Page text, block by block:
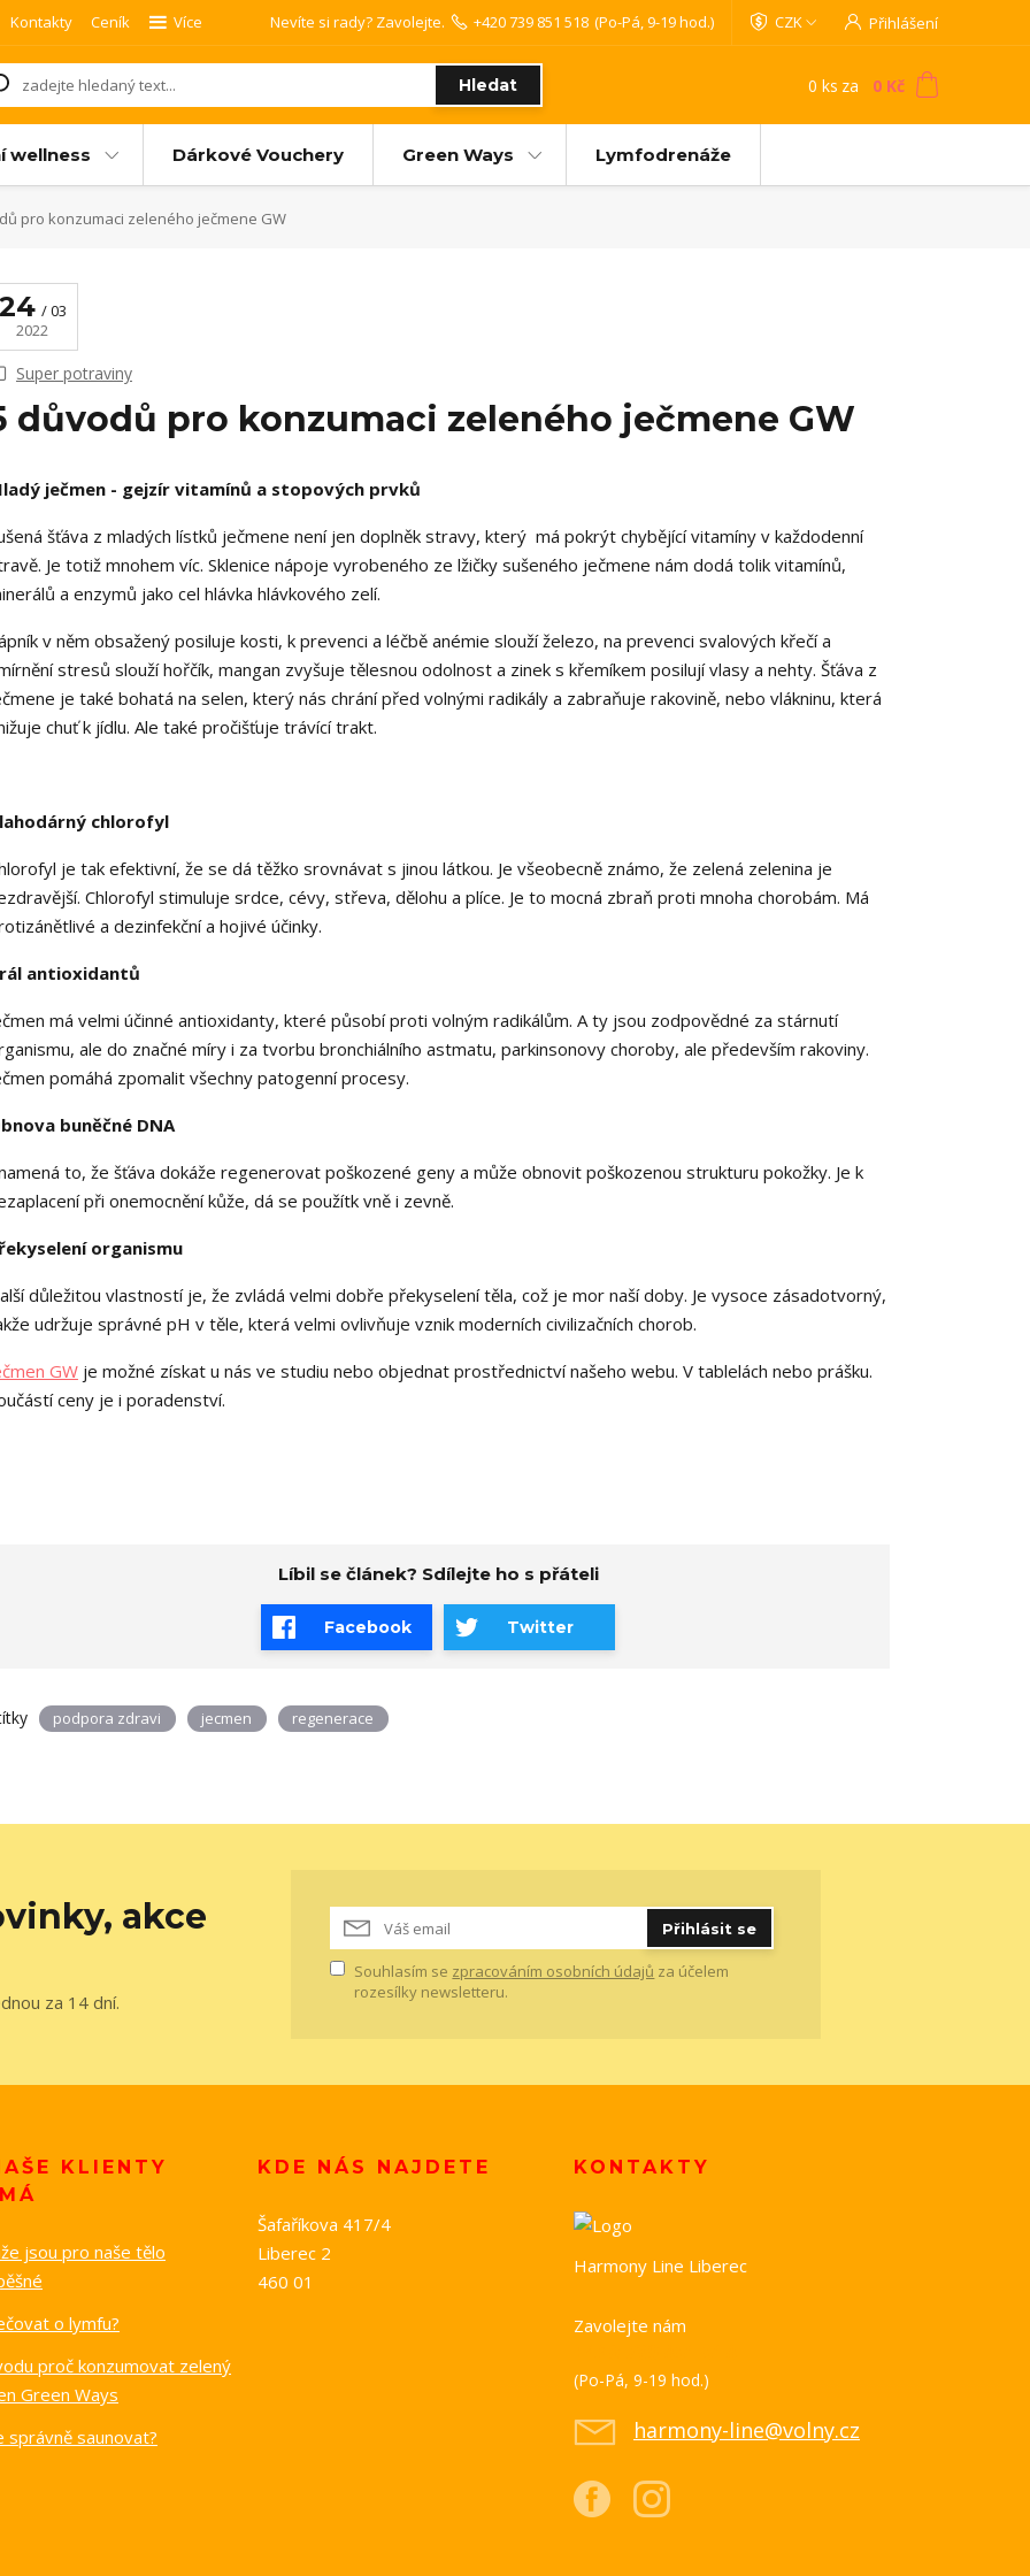
Kontakty Ceník Více CZK Přihlášení
Hledat
Nevíte si rady? Zavolejte. +420 739 851 518 (Po-Pá, 9-19 hod.)
0 ks za 0 Kč
wellness Dárkové Vouchery Green Ways Lymfodrenáže
pro konzumaci zeleného ječmene GW
24
03
2022
Super potraviny
důvodů pro konzumaci zeleného ječmene GW
ječmen - gejzír vitamínů a stopových prvků
šťáva z mladých lístků ječmene není jen doplněk stravy, který má pokrýt chybějící vitamíny v každodenní
Je totiž mnohem víc. Sklenice nápoje vyrobeného ze lžičky sušeného ječmene nám dodá tolik vitamínů,
a enzymů jako cel hlávka hlávkového zelí.
v něm obsažený posiluje kosti, k prevenci a léčbě anémie slouží železo, na prevenci svalových křečí a
stresů slouží hořčík, mangan zvyšuje tělesnou odolnost a zinek s křemíkem posilují vlasy a nehty. Šťáva z
je také bohatá na selen, který nás chrání před volnými radikály a zabraňuje rakovině, nebo vlákninu, která
chuť k jídlu. Ale také pročišťuje trávící trakt.
chlorofyl
je tak efektivní, že se dá těžko srovnávat s jinou látkou. Je všeobecně známo, že zelená zelenina je
Chlorofyl stimuluje srdce, cévy, střeva, dělohu a plíce. Je to mocná zbraň proti mnoha chorobám. Má
a dezinfekční a hojivé účinky.
antioxidantů
má velmi účinné antioxidanty, které působí proti volným radikálům. A ty jsou zodpovědné za stárnutí
ale do značné míry i za tvorbu bronchiálního astmatu, parkinsonovy choroby, ale především rakoviny.
pomáhá zpomalit všechny patogenní procesy.
buněčné DNA
to, že šťáva dokáže regenerovat poškozené geny a může obnovit poškozenou strukturu pokožky. Je k
při onemocnění kůže, dá se použítk vně i zevně.
organismu
důležitou vlastností je, že zvládá velmi dobře překyselení těla, což je mor naší doby. Je vysoce zásadotvorný,
udržuje správné pH v těle, která velmi ovlivňuje vznik moderních civilizačních chorob.
GWje možné získat u nás ve studiu nebo objednat prostřednictví našeho webu. V tablelách nebo prášku.
ceny je i poradenství.
Líbil se článek? Sdílejte ho s přáteli
Facebook Twitter
podpora zdravi jecmen regenerace
akce
za 14 dní.
Přihlásit se
Souhlasím se zpracováním osobních údajů za účelem
rozesílky newsletteru.
KLIENTY
jsou pro naše tělo
o lymfu?
proč konzumovat zelený
Green Ways
správně saunovat?
KDE NÁS NAJDETE
Šafaříkova 417/4
Liberec 2
460 01
KONTAKTY
Harmony Line Liberec
Zavolejte nám
(Po-Pá, 9-19 hod.)
harmony-line@volny.cz